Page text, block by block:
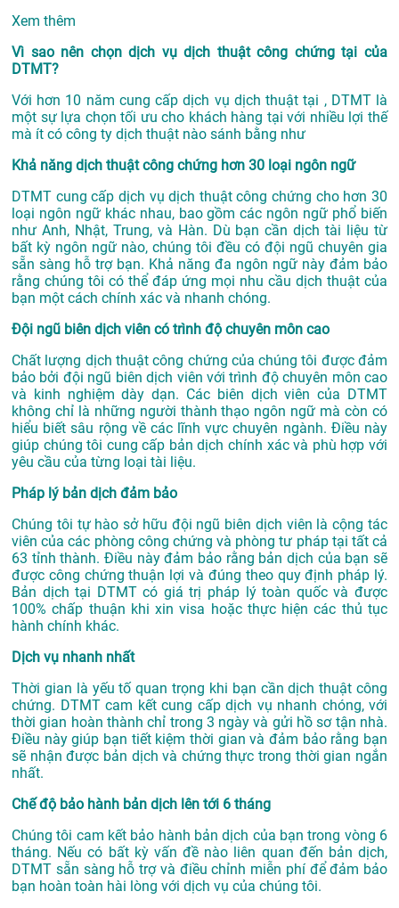
Xem thêm
Vì sao nên chọn dịch vụ dịch thuật công chứng tại của
DTMT?
Với hơn 10 năm cung cấp dịch vụ dịch thuật tại , DTMT là
một sự lựa chọn tối ưu cho khách hàng tại với nhiều lợi thế
mà ít có công ty dịch thuật nào sánh bằng như
Khả năng dịch thuật công chứng hơn 30 loại ngôn ngữ
DTMT cung cấp dịch vụ dịch thuật công chứng cho hơn 30
loại ngôn ngữ khác nhau, bao gồm các ngôn ngữ phổ biến
như Anh, Nhật, Trung, và Hàn. Dù bạn cần dịch tài liệu từ
bất kỳ ngôn ngữ nào, chúng tôi đều có đội ngũ chuyên gia
sẵn sàng hỗ trợ bạn. Khả năng đa ngôn ngữ này đảm bảo
rằng chúng tôi có thể đáp ứng mọi nhu cầu dịch thuật của
bạn một cách chính xác và nhanh chóng.
Đội ngũ biên dịch viên có trình độ chuyên môn cao
Chất lượng dịch thuật công chứng của chúng tôi được đảm
bảo bởi đội ngũ biên dịch viên với trình độ chuyên môn cao
và kinh nghiệm dày dạn. Các biên dịch viên của DTMT
không chỉ là những người thành thạo ngôn ngữ mà còn có
hiểu biết sâu rộng về các lĩnh vực chuyên ngành. Điều này
giúp chúng tôi cung cấp bản dịch chính xác và phù hợp với
yêu cầu của từng loại tài liệu.
Pháp lý bản dịch đảm bảo
Chúng tôi tự hào sở hữu đội ngũ biên dịch viên là cộng tác
viên của các phòng công chứng và phòng tư pháp tại tất cả
63 tỉnh thành. Điều này đảm bảo rằng bản dịch của bạn sẽ
được công chứng thuận lợi và đúng theo quy định pháp lý.
Bản dịch tại DTMT có giá trị pháp lý toàn quốc và được
100% chấp thuận khi xin visa hoặc thực hiện các thủ tục
hành chính khác.
Dịch vụ nhanh nhất
Thời gian là yếu tố quan trọng khi bạn cần dịch thuật công
chứng. DTMT cam kết cung cấp dịch vụ nhanh chóng, với
thời gian hoàn thành chỉ trong 3 ngày và gửi hồ sơ tận nhà.
Điều này giúp bạn tiết kiệm thời gian và đảm bảo rằng bạn
sẽ nhận được bản dịch và chứng thực trong thời gian ngắn
nhất.
Chế độ bảo hành bản dịch lên tới 6 tháng
Chúng tôi cam kết bảo hành bản dịch của bạn trong vòng 6
tháng. Nếu có bất kỳ vấn đề nào liên quan đến bản dịch,
DTMT sẵn sàng hỗ trợ và điều chỉnh miễn phí để đảm bảo
bạn hoàn toàn hài lòng với dịch vụ của chúng tôi.